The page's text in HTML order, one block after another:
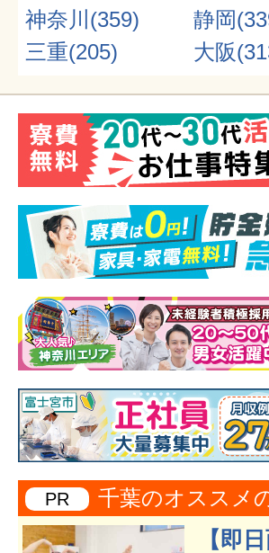
神奈川(359)
静岡
三重(205)
大阪
PR 千葉のオススメ
【即